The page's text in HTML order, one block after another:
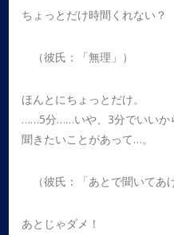
ちょっとだけ時間くれない？
（彼氏：「無理」）
ほんとにちょっとだけ。
……5分……いや、3分でいいか
聞きたいことがあって…。
（彼氏：「あとで聞いてあ
あとじゃダメ！